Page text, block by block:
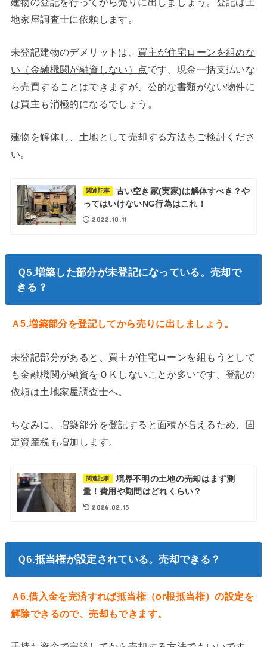
地家屋調査士に依頼します。
未登記建物のデメリットは、 買主が住宅ローンを組めな
い（金融機関が融資しない）点です。現金一括支払いな
ら売買することはできますが、公的な書類がない物件に
は買主も消極的になるでしょう。
建物を解体し、土地として売却する方法もご検討くださ
い。
関連記事
古い空き家(実家)は解体すべき？や
ってはいけないNG行為はこれ！
2022.10.11
Ｑ5.増築した部分が未登記になっている。売却で
きる？
Ａ5.増築部分を登記してから売りに出しましょう。
未登記部分があると、買主が住宅ローンを組もうとして
も金融機関が融資をＯＫしないことが多いです。登記の
依頼は土地家屋調査士へ。
ちなみに、増築部分を登記すると面積が増えるため、固
定資産税も増加します。
関連記事
境界不明の土地の売却はまず測
量！費用や期間はどれくらい？
2026.02.15
Ｑ6.抵当権が設定されている。売却できる？
Ａ6.借入金を完済すれば抵当権（or根抵当権）の設定を
解除できるので、売却もできます。